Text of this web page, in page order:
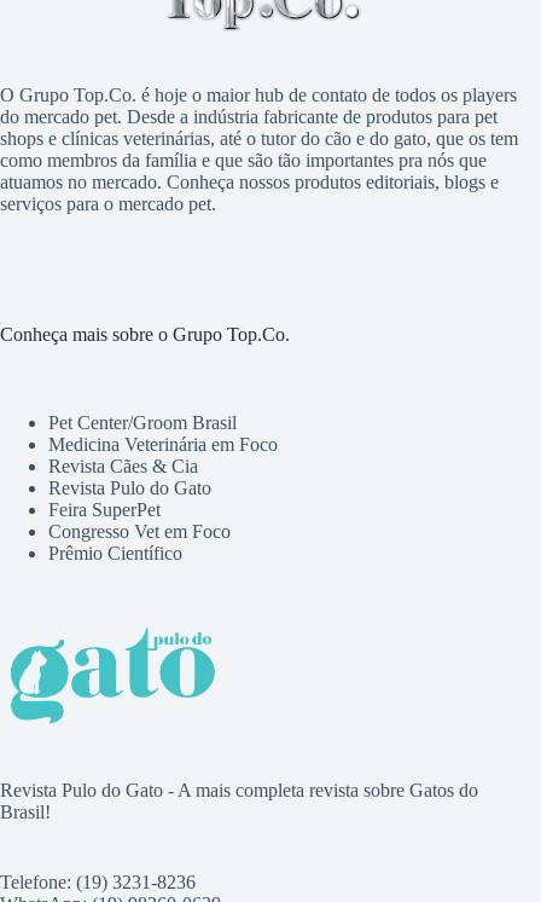
O Grupo Top.Co. é hoje o maior hub de contato de todos os players
do mercado pet. Desde a indústria fabricante de produtos para pet
shops e clínicas veterinárias, até o tutor do cão e do gato, que os tem
como membros da família e que são tão importantes pra nós que
atuamos no mercado. Conheça nossos produtos editoriais, blogs e
serviços para o mercado pet.
Conheça mais sobre o Grupo Top.Co.
Pet Center/Groom Brasil
Medicina Veterinária em Foco
Revista Cães & Cia
Revista Pulo do Gato
Feira SuperPet
Congresso Vet em Foco
Prêmio Científico
Revista Pulo do Gato - A mais completa revista sobre Gatos do
Brasil!
Telefone: (19) 3231-8236